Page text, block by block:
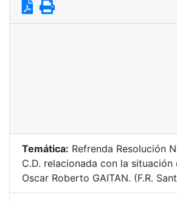
Temática: Refrenda Resolución
C.D. relacionada con la situación
Oscar Roberto GAITAN. (F.R.